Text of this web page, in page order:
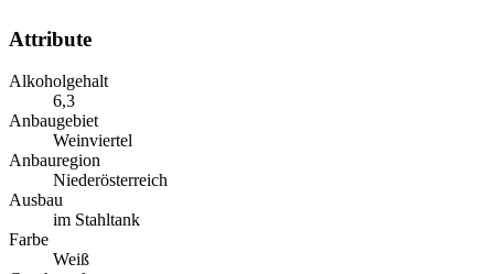
Attribute
Alkoholgehalt
6,3
Anbaugebiet
Weinviertel
Anbauregion
Niederösterreich
Ausbau
im Stahltank
Farbe
Weiß